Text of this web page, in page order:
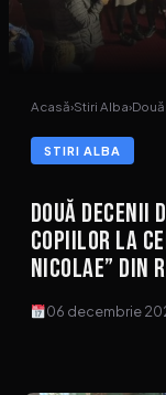
Acasă›Stiri Alba›
STIRI ALBA
Două
copiilor la
Nicolae” din
06 decembrie